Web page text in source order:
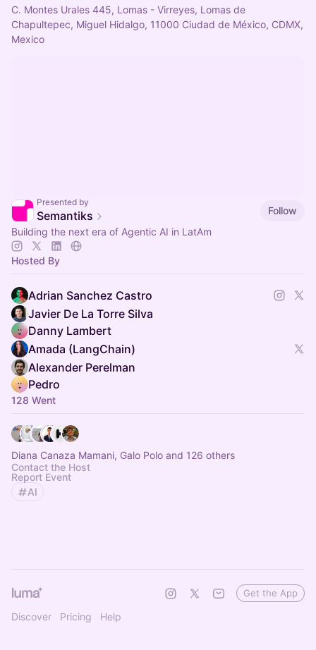
C. Montes Urales 445, Lomas - Virreyes, Lomas de
Chapultepec, Miguel Hidalgo, 11000 Ciudad de México, CDMX,
Mexico
Presented by
Semantiks
Follow
Building the next era of Agentic AI in LatAm
Hosted By
Adrian Sanchez Castro
Javier De La Torre Silva
Danny Lambert
Amada (LangChain)
Alexander Perelman
Pedro
128 Went
Diana Canaza Mamani, Galo Polo and 126 others
Contact the Host
Report Event
AI
Discover Pricing Help
Get the App